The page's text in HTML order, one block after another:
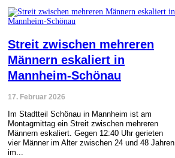
Streit zwischen mehreren
Männern eskaliert in
Mannheim-Schönau
17. Februar 2026
Im Stadtteil Schönau in Mannheim ist am
Montagmittag ein Streit zwischen mehreren
Männern eskaliert. Gegen 12:40 Uhr gerieten
vier Männer im Alter zwischen 24 und 48 Jahren
im...